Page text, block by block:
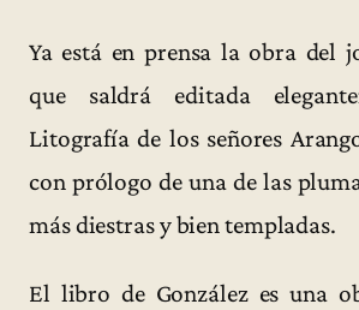
Ya está en prensa la obra del
que saldrá editada
Litografía de los señores
con prólogo de una de las
más diestras y bien templadas.
El libro de González es una